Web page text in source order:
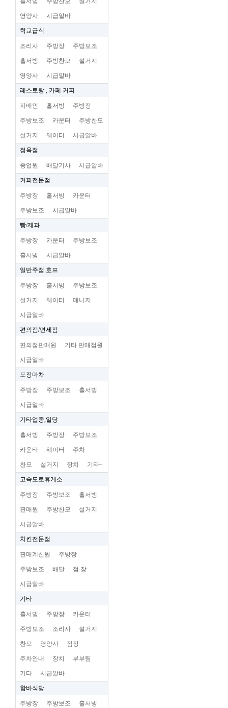
영양사 시급알바
학교급식
조리사 주방장 주방보조
홀서빙 주방찬모 설거지
영양사 시급알바
레스토랑 , 카페 커피
지배인 홀서빙 주방장
주방보조 카운터 주방찬모
설거지 웨이터 시급알바
정육점
종업원 배달기사 시급알바
커피전문점
주방장 홀서빙 카운터
주방보조 시급알바
빵/제과
주방장 카운터 주방보조
홀서빙 시급알바
일반주점.호프
주방장 홀서빙 주방보조
설거지 웨이터 매니저
시급알바
편의점/면세점
편의점판매원 기타 판매점원
시급알바
포장마차
주방장 주방보조 홀서빙
시급알바
기타업종,일당
홀서빙 주방장 주방보조
카운타 웨이터 주차
찬모 설거지 장치 기타~
고속도로휴게소
주방장 주방보조 홀서빙
판매원 주방찬모 설거지
시급알바
치킨전문점
판매계산원 주방장
주방보조 배달 점 장
시급알바
기타
홀서빙 주방장 카운터
주방보조 조리사 설거지
찬모 영양사 점장
주차안내 장치 부부팀
기타 시급알바
함바식당
주방장 주방보조 홀서빙